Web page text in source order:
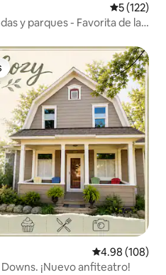
5 (122)
y parques - Favorita de las
huéspedes
Calificación
4.98 (108)
¡Nuevo anfiteatro!